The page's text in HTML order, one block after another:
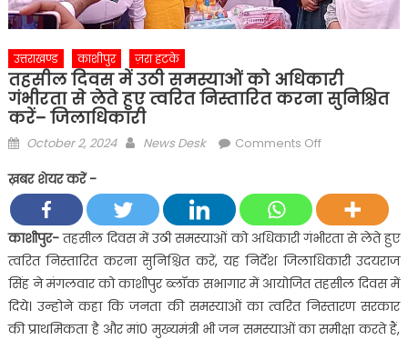
उत्तराखण्ड काशीपुर ज़रा हटके
तहसील दिवस में उठी समस्याओं को अधिकारी
गंभीरता से लेते हुए त्वरित निस्तारित करना सुनिश्चित
करें– जिलाधिकारी
Posted
October 2, 2024 Author
News Desk Comments Offon
में
उठी
समस्याओं
को
अधिकारी
गंभीरता
से
ख़बर शेयर करें -
काशीपुर-तहसील दिवस में उठी समस्याओं को अधिकारी गंभीरता से लेते हुए
त्वरित निस्तारित करना सुनिश्चित करें, यह निर्देश जिलाधिकारी उदयराज
सिंह ने मंगलवार को काशीपुर ब्लॉक सभागार में आयोजित तहसील दिवस में
दिये। उन्होने कहा कि जनता की समस्याओं का त्वरित निस्तारण सरकार
की प्राथमिकता है और मां0 मुख्यमंत्री भी जन समस्याओं का समीक्षा करते हैं,